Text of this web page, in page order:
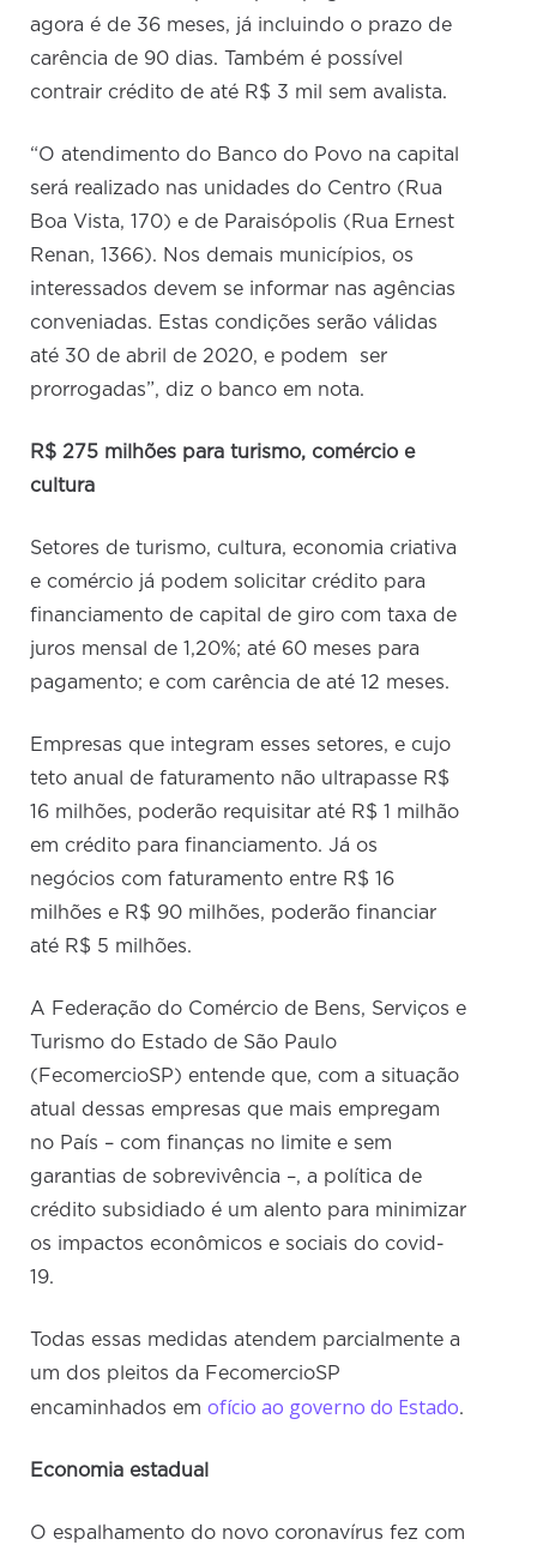
agora é de 36 meses, já incluindo o prazo de
carência de 90 dias. Também é possível
contrair crédito de até R$ 3 mil sem avalista.
“O atendimento do Banco do Povo na capital
será realizado nas unidades do Centro (Rua
Boa Vista, 170) e de Paraisópolis (Rua Ernest
Renan, 1366). Nos demais municípios, os
interessados devem se informar nas agências
conveniadas. Estas condições serão válidas
até 30 de abril de 2020, e podem ser
prorrogadas”, diz o banco em nota.
R$ 275 milhões para turismo, comércio e
cultura
Setores de turismo, cultura, economia criativa
e comércio já podem solicitar crédito para
financiamento de capital de giro com taxa de
juros mensal de 1,20%; até 60 meses para
pagamento; e com carência de até 12 meses.
Empresas que integram esses setores, e cujo
teto anual de faturamento não ultrapasse R$
16 milhões, poderão requisitar até R$ 1 milhão
em crédito para financiamento. Já os
negócios com faturamento entre R$ 16
milhões e R$ 90 milhões, poderão financiar
até R$ 5 milhões.
A Federação do Comércio de Bens, Serviços e
Turismo do Estado de São Paulo
(FecomercioSP) entende que, com a situação
atual dessas empresas que mais empregam
no País – com finanças no limite e sem
garantias de sobrevivência –, a política de
crédito subsidiado é um alento para minimizar
os impactos econômicos e sociais do covid-
19.
Todas essas medidas atendem parcialmente a
um dos pleitos da FecomercioSP
encaminhados emofício ao governo do Estado.
Economia estadual
O espalhamento do novo coronavírus fez com